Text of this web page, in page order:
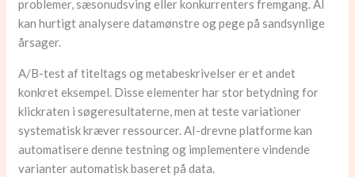
problemer, sæsonudsving eller konkurrenters fremgang. AI
kan hurtigt analysere datamønstre og pege på sandsynlige
årsager.
A/B-test af titeltags og metabeskrivelser er et andet
konkret eksempel. Disse elementer har stor betydning for
klickraten i søgeresultaterne, men at teste variationer
systematisk kræver ressourcer. AI-drevne platforme kan
automatisere denne testning og implementere vindende
varianter automatisk baseret på data.